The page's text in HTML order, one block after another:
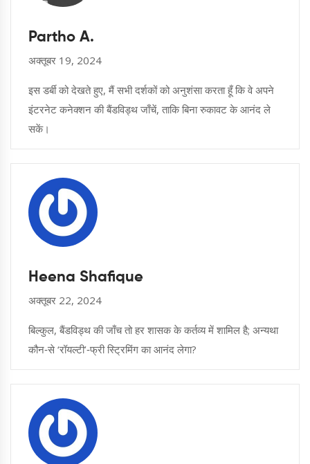
Partho A.
अक्तूबर 19, 2024
इस डर्बी को देखते हुए, मैं सभी दर्शकों को अनुशंसा करता हूँ कि वे अपने
इंटरनेट कनेक्शन की बैंडविड्थ जाँचें, ताकि बिना रुकावट के आनंद ले
सकें।
Heena Shafique
अक्तूबर 22, 2024
बिल्कुल, बैंडविड्थ की जाँच तो हर शासक के कर्तव्य में शामिल है; अन्यथा
कौन‑से ‘रॉयल्टी’‑फ्री स्ट्रिमिंग का आनंद लेगा?